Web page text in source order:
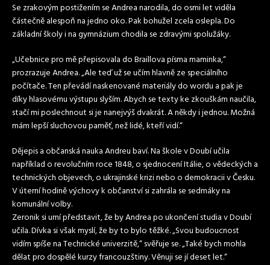
Se zrakovým postižením se Andrea narodila, do osmi let viděla
částečně alespoň na jedno oko. Pak bohužel zcela oslepla. Do
základní školy i na gymnázium chodila se zdravými spolužáky.
„Učebnice pro mě přepisovala do Braillova písma maminka,“
prozrazuje Andrea. „Ale teď už se učím hlavně ze speciálního
počítače. Ten převádí naskenované materiály do wordu a pak je
díky hlasovému výstupu slyším. Abych se texty ke zkouškám naučila,
stačí mi poslechnout si je nanejvýš dvakrát. A někdy i jednou. Možná
mám lepší sluchovou paměť, než lidé, kteří vidí.“
Dějepis a občanská nauka Andreu baví. Na škole v Doubí učila
například o revolučním roce 1848, o sjednocení Itálie, o vědeckých a
technických objevech, o ukrajinské krizi nebo o demokracii v Česku.
V úterní hodině výchovy k občanství si zahrála se sedmáky na
komunální volby.
Zeronik si umí představit, že by Andrea po ukončení studia v Doubí
učila. Dívka si však myslí, že by to bylo těžké. „Svou budoucnost
vidím spíše na Technické univerzitě,“ svěřuje se. „Také bych mohla
dělat pro dospělé kurzy francouzštiny. Věnuji se jí deset let.“